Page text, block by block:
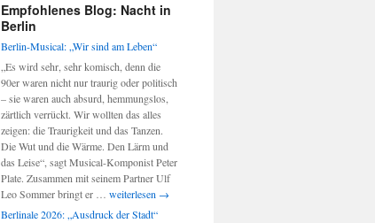
Empfohlenes Blog: Nacht in
Berlin
Berlin-Musical: „Wir sind am Leben“
„Es wird sehr, sehr komisch, denn die
90er waren nicht nur traurig oder politisch
– sie waren auch absurd, hemmungslos,
zärtlich verrückt. Wir wollten das alles
zeigen: die Traurigkeit und das Tanzen.
Die Wut und die Wärme. Den Lärm und
das Leise“, sagt Musical-Komponist Peter
Plate. Zusammen mit seinem Partner Ulf
Leo Sommer bringt er … Berlin-
Musical:
weiterlesen →
Berlinale 2026: „Ausdruck der Stadt“